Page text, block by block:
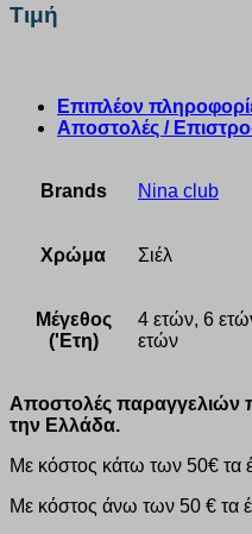
Τιμή
Επιπλέον
Αποστολές /
Brands Nina club
Χρώμα Σιέλ
Μέγεθος
('Ετη)
4 ετών, 6
ετών
Αποστολές παραγγελιών
την Ελλάδα.
Με κόστος κάτω των 50€ τα
Με κόστος άνω των 50 € τα